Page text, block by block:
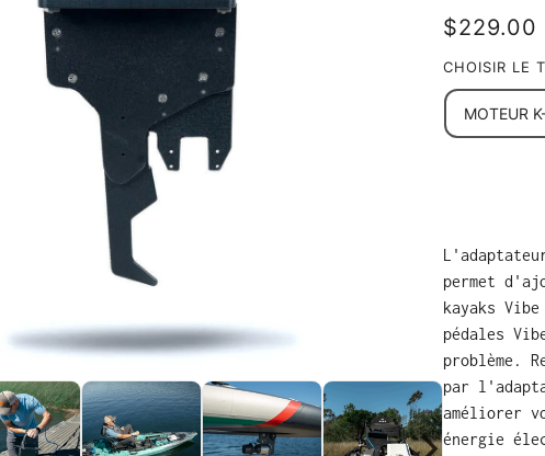
$229.00
CHOISIR LE
MOTEUR
permet
kayaks
pédales
problème.
par
améliorer
énergie